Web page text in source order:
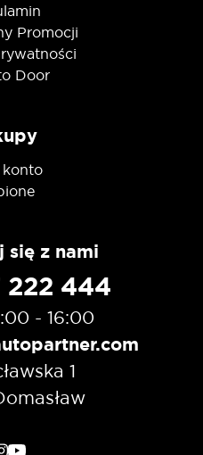
Promocji
Door
konto
się z nami
222 444
- 16:00
1